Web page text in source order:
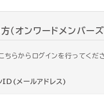
（オンワードメンバーズ
ちらからログインを行ってくだ
ID(メールアドレス)